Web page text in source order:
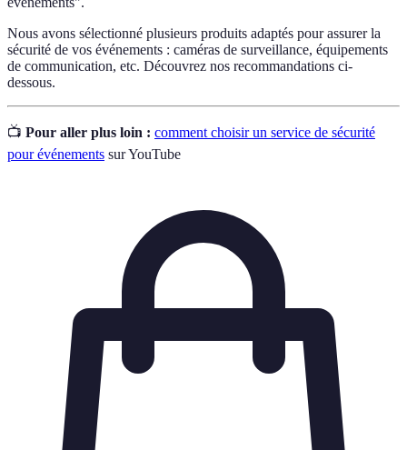
Nous avons sélectionné plusieurs produits adaptés pour assurer la
sécurité de vos événements : caméras de surveillance, équipements
de communication, etc. Découvrez nos recommandations ci-
dessous.
📺 Pour aller plus loin : comment choisir un service de sécurité
pour événements sur YouTube